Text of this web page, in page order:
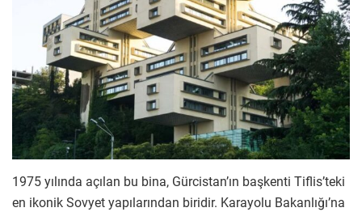
1975 yılında açılan bu bina, Gürcistan’ın başkenti Tiflis’teki
en ikonik Sovyet yapılarından biridir. Karayolu Bakanlığı’na